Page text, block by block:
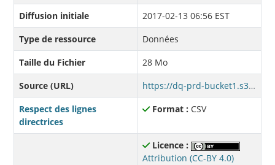
Diffusion initiale
2017-02-13 06:56 EST
Type de ressource
Données
Taille du Fichier
28 Mo
Source (URL)
https://dq-prd-bucket1.s3.ca-central-1.amazonaws.com/saaq/Rapport_Accident_2015.csv
Respect des lignes
directrices
Format : CSV
Licence :
Attribution (CC-BY 4.0)